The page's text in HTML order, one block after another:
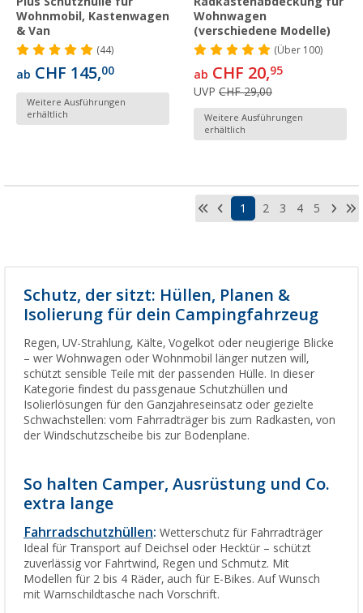
Wohnmobil, Kastenwagen
& Van
(44)
ab CHF 145,00
Weitere Ausführungen
erhältlich
Wohnwagen
(verschiedene Modelle)
(Über100)
ab CHF 20,95
UVP CHF 29,00
Weitere Ausführungen
erhältlich
1 2 3 4 5
Schutz, der sitzt: Hüllen, Planen &
Isolierung für dein Campingfahrzeug
Regen, UV-Strahlung, Kälte, Vogelkot oder neugierige Blicke
– wer Wohnwagen oder Wohnmobil länger nutzen will,
schützt sensible Teile mit der passenden Hülle. In dieser
Kategorie findest du passgenaue Schutzhüllen und
Isolierlösungen für den Ganzjahreseinsatz oder gezielte
Schwachstellen: vom Fahrradträger bis zum Radkasten, von
der Windschutzscheibe bis zur Bodenplane.
So halten Camper, Ausrüstung und Co.
extra lange
Fahrradschutzhüllen: Wetterschutz für Fahrradträger
Ideal für Transport auf Deichsel oder Hecktür – schützt
zuverlässig vor Fahrtwind, Regen und Schmutz. Mit
Modellen für 2 bis 4 Räder, auch für E-Bikes. Auf Wunsch
mit Warnschildtasche nach Vorschrift.